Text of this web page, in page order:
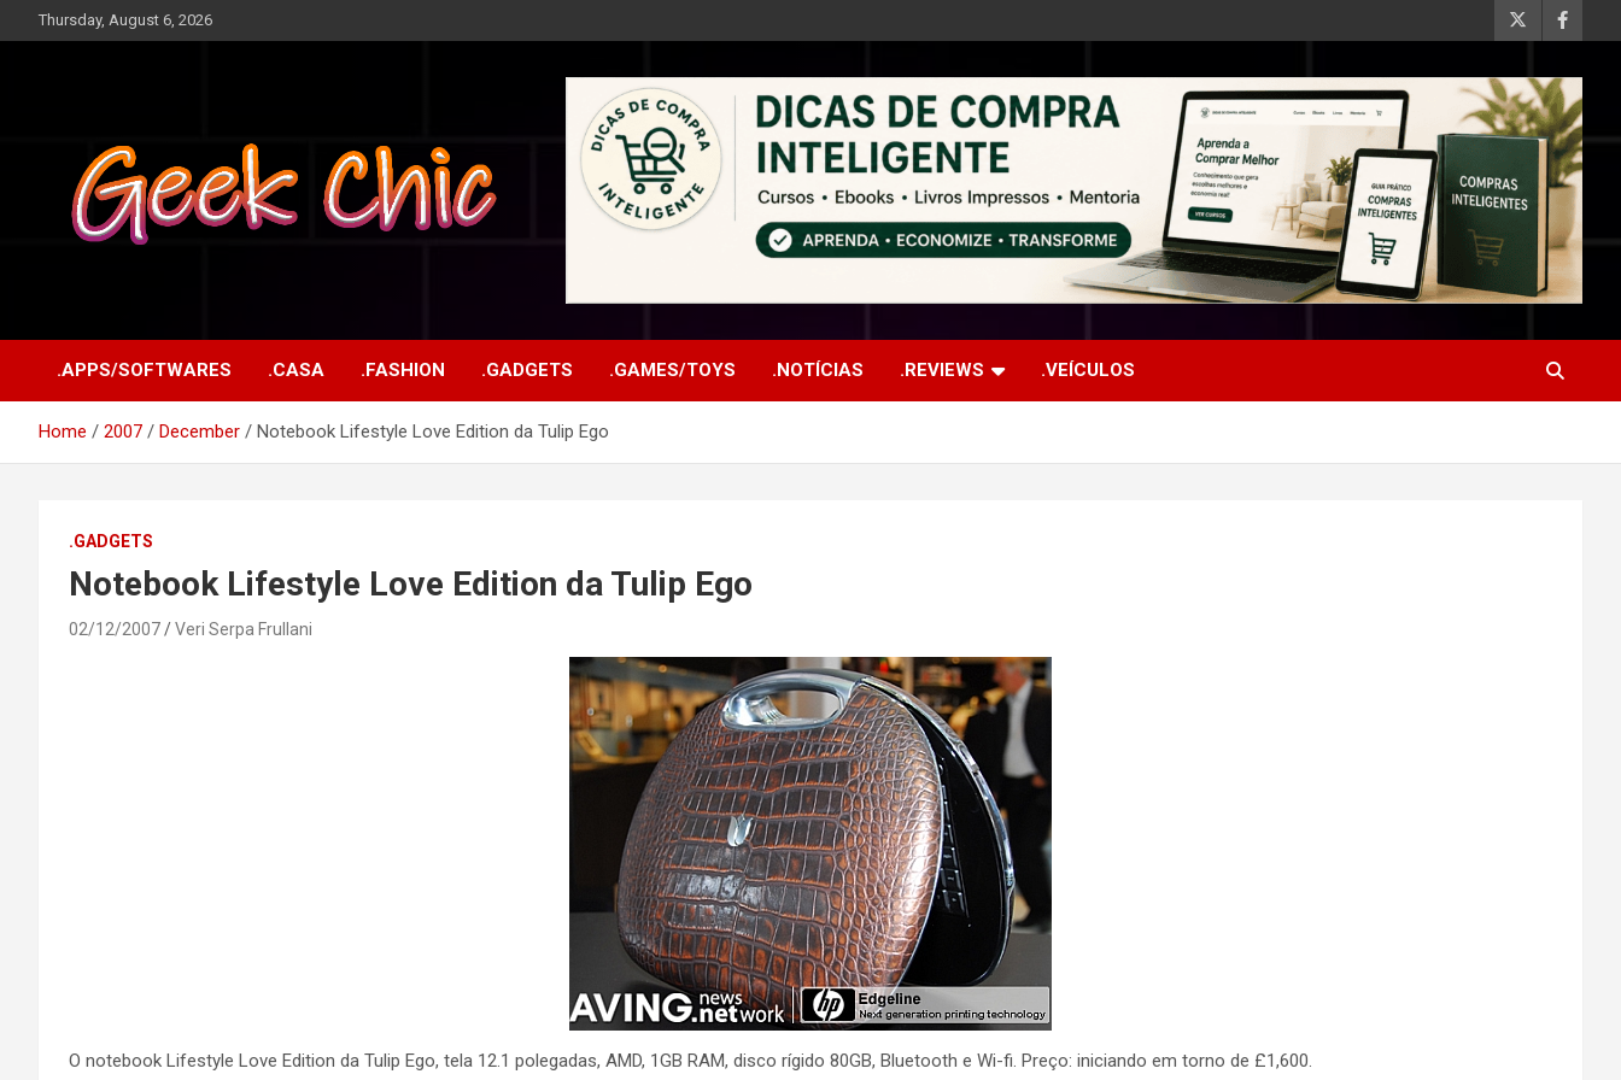
to
Thursday, August 6, 2026
.APPS/SOFTWARES .CASA .FASHION .GADGETS .GAMES/TOYS .NOTÍCIAS .REVIEWS .VEÍCULOS
Home 2007 December Notebook Lifestyle Love Edition da Tulip Ego
.GADGETS
Notebook Lifestyle Love Edition da Tulip Ego
02/12/2007 Veri Serpa Frullani
O notebook Lifestyle Love Edition da Tulip Ego, tela 12.1 polegadas, AMD, 1GB RAM, disco rígido 80GB, Bluetooth e Wi-fi. Preço: iniciando em torno de £1,600.